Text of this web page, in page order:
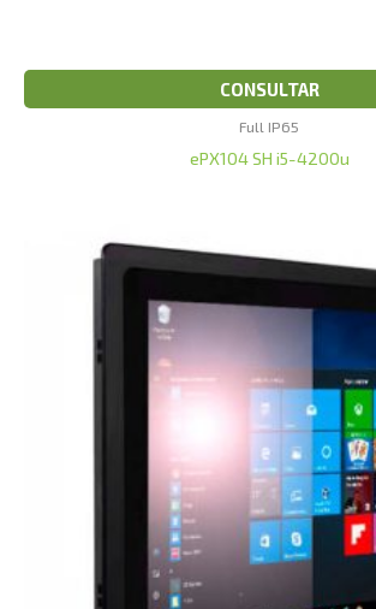
CONSULTAR
Full IP65
ePX104 SH i5-4200u